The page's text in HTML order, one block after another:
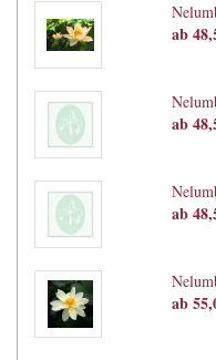
ab
ab
ab
ab